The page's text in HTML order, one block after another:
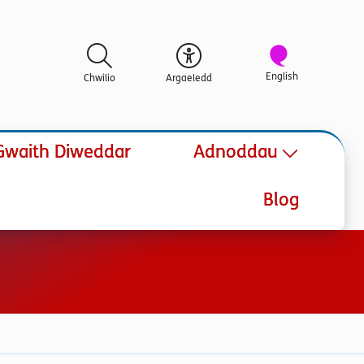
Chwilio Argaeledd English
Diweddar Adnoddau
Blog